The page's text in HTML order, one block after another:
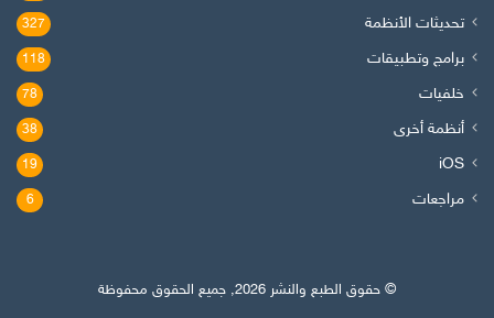
تحديثات الأنظمة 327
برامج وتطبيقات 118
خلفيات 78
أنظمة أخرى 38
iOS
19
مراجعات 6
© حقوق الطبع والنشر 2026, جميع الحقوق محفوظة